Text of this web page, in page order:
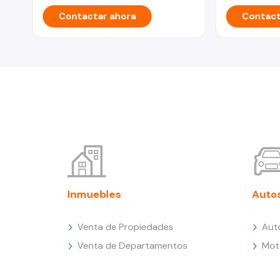
Contactar ahora
Inmuebles
Venta de Propiedades
Venta de Departamentos